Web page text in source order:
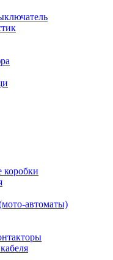
коробки
автоматы)